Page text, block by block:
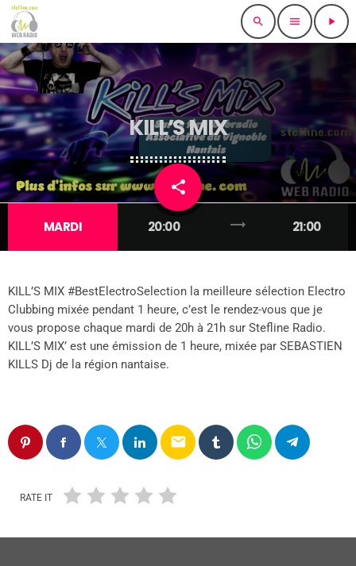
search menu play_arrow
KILL’S MIX
share
email
MARDI 20:00 trending_flat 21:00
KILL’S MIX #BestElectroSelection la meilleure sélection Electro
Clubbing mixée pendant 1 heure, c’est le rendez-vous que je
vous propose chaque mardi de 20h à 21h sur Stefline Radio.
KILL’S MIX’ est une émission de 1 heure, mixée par SEBASTIEN
KILLS Dj de la région nantaise.
email
RATE IT